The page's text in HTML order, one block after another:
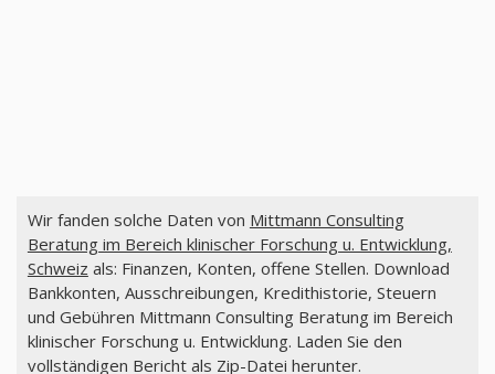
Wir fanden solche Daten von Mittmann Consulting
Beratung im Bereich klinischer Forschung u. Entwicklung,
Schweiz als: Finanzen, Konten, offene Stellen. Download
Bankkonten, Ausschreibungen, Kredithistorie, Steuern
und Gebühren Mittmann Consulting Beratung im Bereich
klinischer Forschung u. Entwicklung. Laden Sie den
vollständigen Bericht als Zip-Datei herunter.